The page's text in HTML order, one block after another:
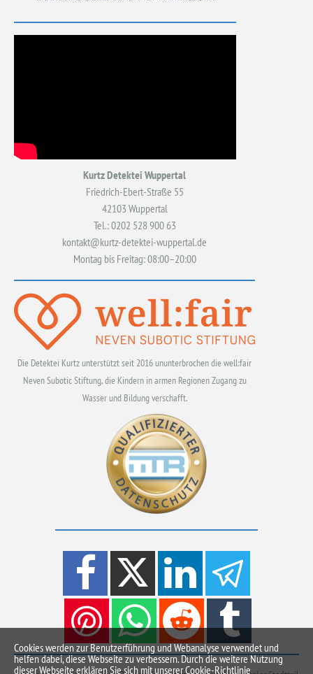
Kurtz Detektei Wuppertal
Friedrich-Ebert-Straße 55
42103 Wuppertal
Tel.: 0202 528 900 63
kontakt@kurtz-detektei-wuppertal.de
Montag bis Freitag: 08:00–20:00
Die Detektei Kurtz unterstützt seit 2016 ununterbrochen die well:fair
Neven Subotic Stiftung, die Kindern in armen Regionen Zugang zu
Wasser und Bildung verschafft.
Cookies werden zur Benutzerführung und Webanalyse verwendet und
helfen dabei, diese Webseite zu verbessern. Durch die weitere Nutzung
dieser Webseite erklären Sie sich mit unserer Cookie-Richtlinie